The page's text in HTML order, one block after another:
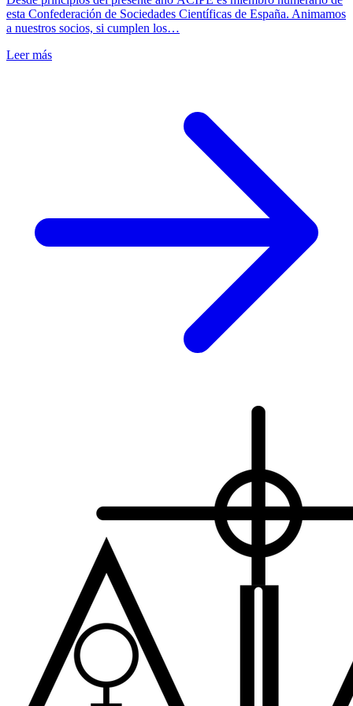
esta Confederación de Sociedades Científicas de España. Animamos
a nuestros socios, si cumplen los…
Leer más